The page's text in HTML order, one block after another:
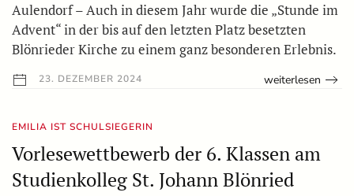
Aulendorf – Auch in diesem Jahr wurde die „Stunde im
Advent“ in der bis auf den letzten Platz besetzten
Blönrieder Kirche zu einem ganz besonderen Erlebnis.
23. DEZEMBER 2024 weiterlesen
EMILIA IST SCHULSIEGERIN
Vorlesewettbewerb der 6. Klassen am
Studienkolleg St. Johann Blönried